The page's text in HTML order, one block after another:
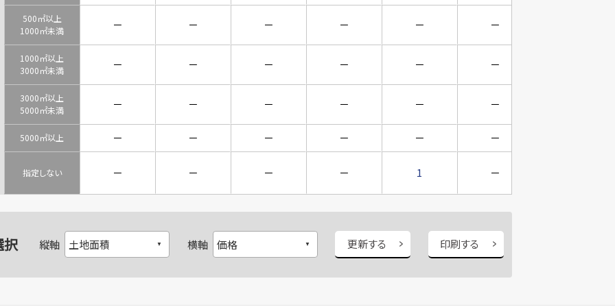
500㎡以上
1000㎡未満
－ － － － － －
1000㎡以上
3000㎡未満
－ － － － － －
3000㎡以上
5000㎡未満
－ － － － － －
5000㎡以上 － － － － － －
指定しない － － － － 1 －
択 縦軸 横軸 更新する 印刷する